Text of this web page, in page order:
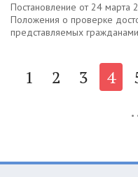
Постановление от 24
Положения о проверке
представляемых
1 2 3 4